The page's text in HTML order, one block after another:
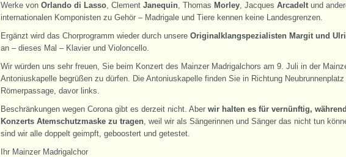
Werke von Orlando di Lasso, Clement Janequin, Thomas Morley, Jacques Arcadeltund
internationalen Komponisten zu Gehör – Madrigale und Tiere kennen keine Landesgrenzen.
Ergänzt wird das Chorprogramm wieder durch unsere Originalklangspezialisten Margit und
an – dieses Mal – Klavier und Violoncello.
Wir würden uns sehr freuen, Sie beim Konzert des Mainzer Madrigalchors am 9. Juli in der
Antoniuskapelle begrüßen zu dürfen. Die Antoniuskapelle finden Sie in Richtung
Römerpassage, davor links.
Beschränkungen wegen Corona gibt es derzeit nicht. Aber wir halten es für vernünftig,
Konzerts Atemschutzmaske zu tragen, weil wir als Sängerinnen und Sänger das nicht tun
sind wir alle doppelt geimpft, geboostert und getestet.
Ihr Mainzer Madrigalchor